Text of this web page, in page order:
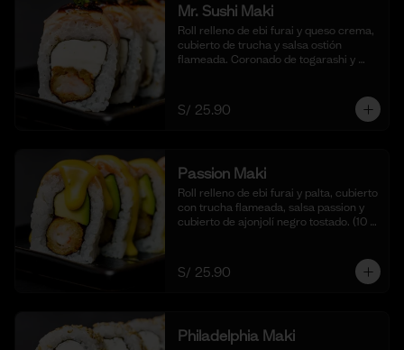
Mr. Sushi Maki
Roll relleno de ebi furai y queso crema,
cubierto de trucha y salsa ostión
flameada. Coronado de togarashi y
S/ 25.90
Passion Maki
Roll relleno de ebi furai y palta, cubierto
con trucha flameada, salsa passion y
cubierto de ajonjolí negro tostado. (10
S/ 25.90
Philadelphia Maki